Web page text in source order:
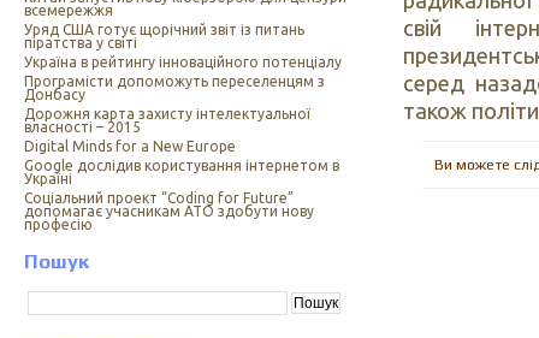
всемережжя
Уряд США готує щорічний звіт із питань
піратства у світі
Україна в рейтингу інноваційного потенціалу
Програмісти допоможуть переселенцям з
Донбасу
Дорожня карта захисту інтелектуальної
власності – 2015
Digital Minds for a New Europe
Google дослідив користування інтернетом в
Україні
Cоціальний проект “Coding for Future”
допомагає учасникам АТО здобути нову
професію
Пошук
свій
серед
також
Ви можете